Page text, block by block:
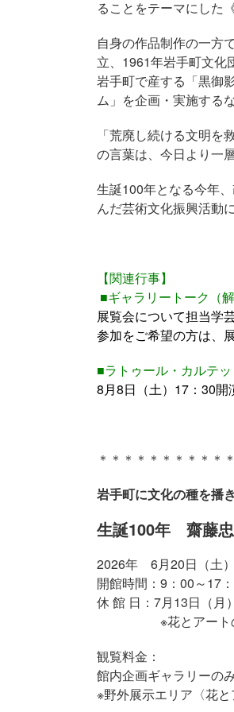
ることをテーマにした
自身の作品制作の一方
立、1961年岩手町文化
岩手町で産する「黒御
ム」を企画・実施する
「荒廃し続ける文明
の言葉は、今日より一
生誕100年となる今年
んだ芸術文化振興活動
【関連行事】
■ギャラリートーク
展覧会について担当学
参加をご希望の方は、
■ラトゥール・カルテ
8月8日（土）17：30
＊＊＊＊＊＊＊＊＊＊
岩手町に文化の種を播
生誕100年 齋藤
2026年 6月20日（土）
開館時間：9：00～17
休 館 日：7月13日（月
※花とアートの森
観覧料金：
館内企画ギャラリーの
※野外展示エリア〈花